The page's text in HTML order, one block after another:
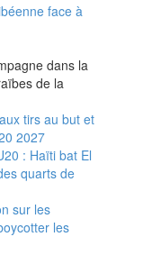
face à
dans la
la
au but et
bat El
de
les